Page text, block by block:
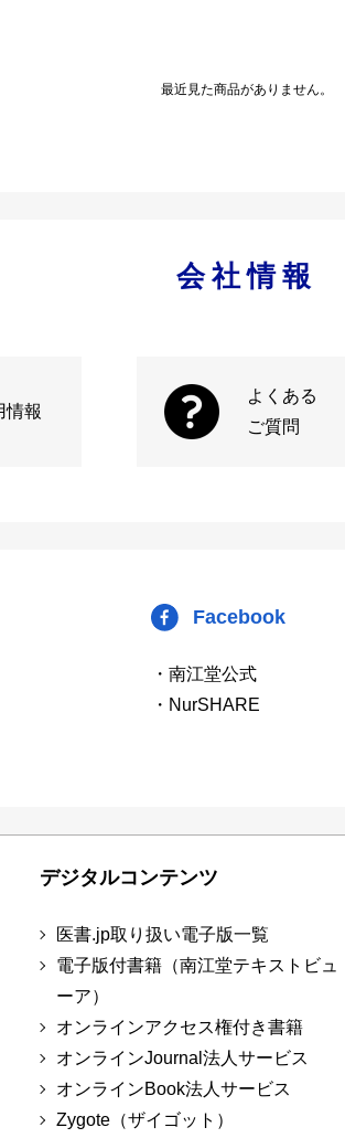
最近見た商品がありません。
会社情報
情報
よくある
ご質問
Facebook
・南江堂公式
・NurSHARE
デジタルコンテンツ
医書.jp取り扱い電子版一覧
電子版付書籍（南江堂テキストビュ
ーア）
オンラインアクセス権付き書籍
オンラインJournal法人サービス
オンラインBook法人サービス
Zygote（ザイゴット）